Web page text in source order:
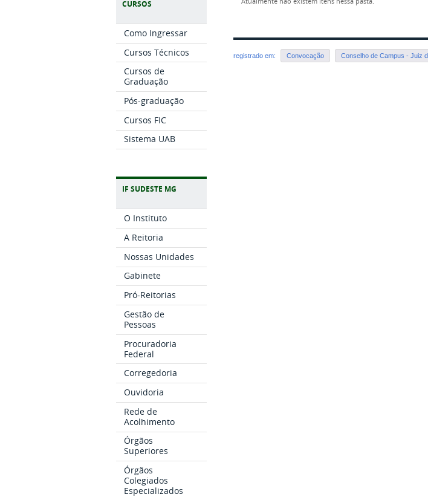
CURSOS
Como Ingressar
Cursos Técnicos
Cursos de
Graduação
Pós-graduação
Cursos FIC
Sistema UAB
IF SUDESTE MG
O Instituto
A Reitoria
Nossas Unidades
Gabinete
Pró-Reitorias
Gestão de
Pessoas
Procuradoria
Federal
Corregedoria
Ouvidoria
Rede de
Acolhimento
Órgãos
Superiores
Órgãos
Colegiados
Especializados
registrado em: Convocação Conselho de Campus - Juiz